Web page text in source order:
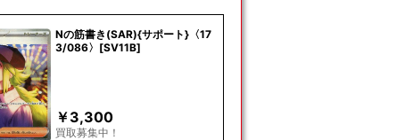
Nの筋書き(SAR){サポート}〈17
3/086〉[SV11B]
￥3,300
買取募集中！